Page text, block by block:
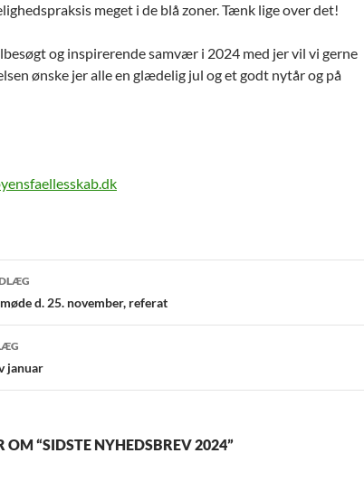
meget i de blå zoner. Tænk lige over det!
og inspirerende samvær i 2024 med jer vil vi gerne
ønske jer alle en glædelig jul og et godt nytår og på
d. 25. november, referat
januar
OM “SIDSTE NYHEDSBREV 2024”